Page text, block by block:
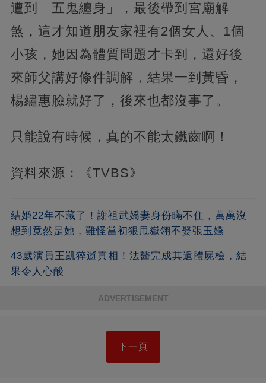
遭到「五鬼纏身」，最後帶到宮廟解
煞，這才知道朋友家裡有2個女人、1個
小孩，她因為體質問題才卡到，還好後
來師父講好條件調解，結果一到黃昏，
楊繡惠臉就好了，後來也都沒事了。
只能說有時候，真的不能太鐵齒啊！
資料來源：《TVBS》
結婚22年不藏了！謝祖武嬌妻身份瞞不住，萬萬沒
想到竟然是她，難怪當初狠甩嶽翎不娶張玉嬿
43歲演員王凱猝逝真相！法醫完成其遺體屍檢，結
果令人心酸
ADVERTISEMENT
下一頁